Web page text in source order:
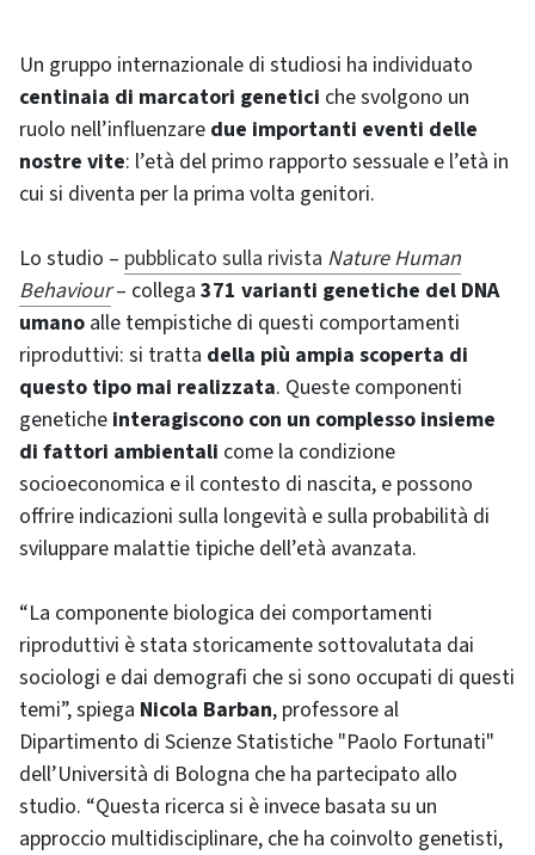
Un gruppo internazionale di studiosi ha individuato
centinaia di marcatori genetici che svolgono un
ruolo nell’influenzare due importanti eventi delle
nostre vite: l’età del primo rapporto sessuale e l’età in
cui si diventa per la prima volta genitori.
Lo studio – pubblicato sulla rivista Nature Human
Behaviour– collega 371 varianti genetiche del DNA
umano alle tempistiche di questi comportamenti
riproduttivi: si tratta della più ampia scoperta di
questo tipo mai realizzata. Queste componenti
genetiche interagiscono con un complesso insieme
di fattori ambientali come la condizione
socioeconomica e il contesto di nascita, e possono
offrire indicazioni sulla longevità e sulla probabilità di
sviluppare malattie tipiche dell’età avanzata.
“La componente biologica dei comportamenti
riproduttivi è stata storicamente sottovalutata dai
sociologi e dai demografi che si sono occupati di questi
temi”, spiega Nicola Barban, professore al
Dipartimento di Scienze Statistiche "Paolo Fortunati"
dell’Università di Bologna che ha partecipato allo
studio. “Questa ricerca si è invece basata su un
approccio multidisciplinare, che ha coinvolto genetisti,